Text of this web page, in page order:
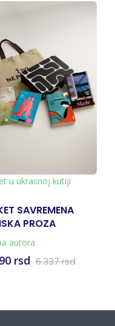
u ukrasnoj kutiji
SAVREMENA
PROZA
autora
rsd 6.337 rsd